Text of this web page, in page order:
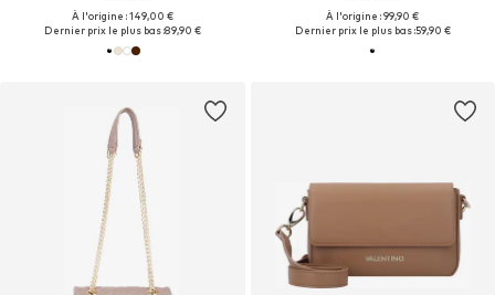
À l'origine : 149,00 €
Dernier prix le plus bas :89,90 €
À l'origine : 99,90 €
Dernier prix le plus bas :59,90 €